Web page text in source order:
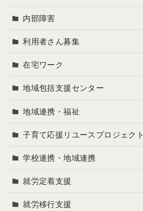
内部障害
利用者さん募集
在宅ワーク
地域包括支援センター
地域連携・福祉
子育て応援リユースプロジェクト
学校連携・地域連携
就労定着支援
就労移行支援